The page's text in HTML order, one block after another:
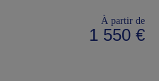
À partir de
1 550 €